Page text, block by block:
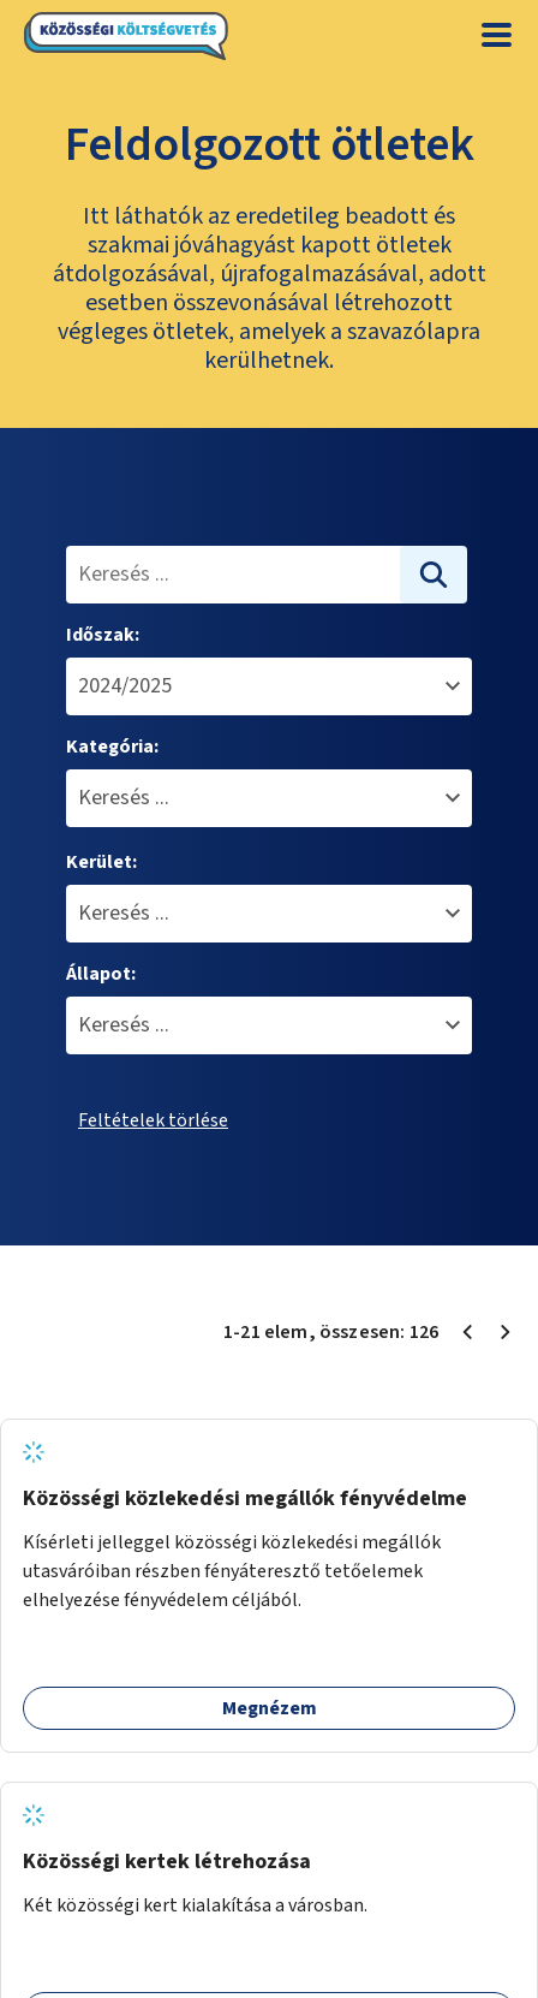
Feldolgozott ötletek
Itt láthatók az eredetileg beadott és
szakmai jóváhagyást kapott ötletek
átdolgozásával, újrafogalmazásával, adott
esetben összevonásával létrehozott
végleges ötletek, amelyek a szavazólapra
kerülhetnek.
Időszak:
Kategória:
Kerület:
Állapot:
Feltételek törlése
1-21 elem, összesen: 126
Közösségi közlekedési megállók fényvédelme
Kísérleti jelleggel közösségi közlekedési megállók
utasváróiban részben fényáteresztő tetőelemek
elhelyezése fényvédelem céljából.
Megnézem
Közösségi kertek létrehozása
Két közösségi kert kialakítása a városban.